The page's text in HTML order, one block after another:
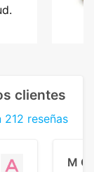
clientes
212 reseñas
M C